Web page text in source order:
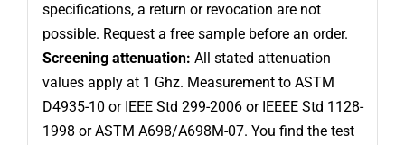
specifications, a return or revocation are not
possible. Request a free sample before an order.
Screening attenuation: All stated attenuation
values apply at 1 Ghz. Measurement to ASTM
D4935-10 or IEEE Std 299-2006 or IEEEE Std 1128-
1998 or ASTM A698/A698M-07. You find the test